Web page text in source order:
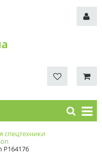
спецтехники
P164176